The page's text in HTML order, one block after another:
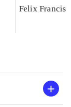
Felix Francis